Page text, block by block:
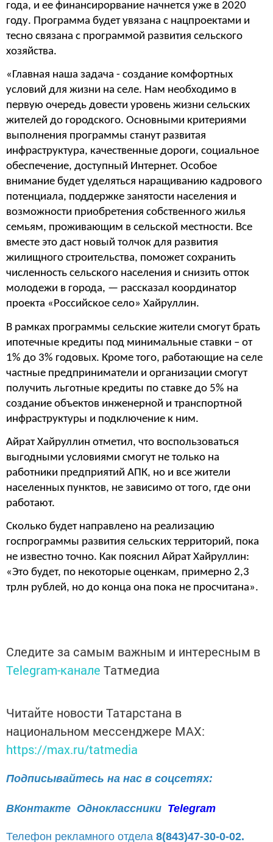
года, и ее финансирорвание начнется уже в 2020
году. Программа будет увязана с нацпроектами и
тесно связана с программой развития сельского
хозяйства.
«Главная наша задача - создание комфортных
условий для жизни на селе. Нам необходимо в
первую очередь довести уровень жизни сельских
жителей до городского. Основными критериями
выполнения программы станут развитая
инфраструктура, качественные дороги, социальное
обеспечение, доступный Интернет. Особое
внимание будет уделяться наращиванию кадрового
потенциала, поддержке занятости населения и
возможности приобретения собственного жилья
семьям, проживающим в сельской местности. Все
вместе это даст новый толчок для развития
жилищного строительства, поможет сохранить
численность сельского населения и снизить отток
молодежи в города, — рассказал координатор
проекта «Российское село» Хайруллин.
В рамках программы сельские жители смогут брать
ипотечные кредиты под минимальные ставки – от
1% до 3% годовых. Кроме того, работающие на селе
частные предприниматели и организации смогут
получить льготные кредиты по ставке до 5% на
создание объектов инженерной и транспортной
инфраструктуры и подключение к ним.
Айрат Хайруллин отметил, что воспользоваться
выгодными условиями смогут не только на
работники предприятий АПК, но и все жители
населенных пунктов, не зависимо от того, где они
работают.
Сколько будет направлено на реализацию
госпрограммы развития сельских территорий, пока
не известно точно. Как пояснил Айрат Хайруллин:
«Это будет, по некоторые оценкам, примерно 2,3
трлн рублей, но до конца она пока не просчитана».
Следите за самым важным и интересным в
Telegram-канале Татмедиа
Читайте новости Татарстана в
национальном мессенджере MАХ:
https://max.ru/tatmedia
Подписывайтесь на нас в соцсетях:
ВКонтакте Одноклассники Telegram
Телефон рекламного отдела 8(843)47-30-0-02.